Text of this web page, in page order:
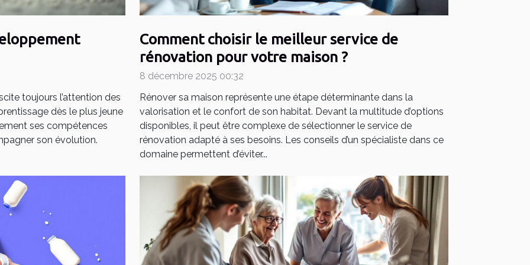
toujours l’attention des
dès le plus jeune
ses compétences
son évolution.
Comment choisir le meilleur service de
rénovation pour votre maison ?
8 décembre 2025 00:32
Rénover sa maison représente une étape déterminante dans la
valorisation et le confort de son habitat. Devant la multitude d’options
disponibles, il peut être complexe de sélectionner le service de
rénovation adapté à ses besoins. Les conseils d’un spécialiste dans ce
domaine permettent d’éviter...